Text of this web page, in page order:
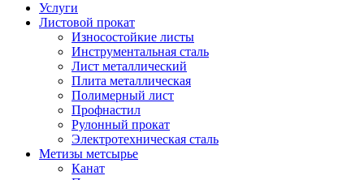
Услуги
Листовой прокат
Износостойкие листы
Инструментальная сталь
Лист металлический
Плита металлическая
Полимерный лист
Профнастил
Рулонный прокат
Электротехническая сталь
Метизы метсырье
Канат